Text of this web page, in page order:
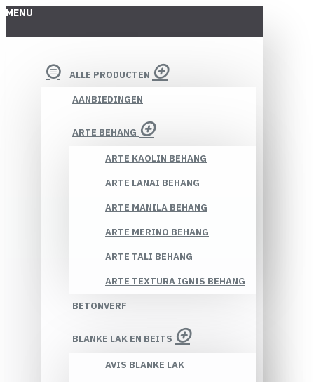
MENU
ALLE PRODUCTEN
AANBIEDINGEN
ARTE BEHANG
ARTE KAOLIN BEHANG
ARTE LANAI BEHANG
ARTE MANILA BEHANG
ARTE MERINO BEHANG
ARTE TALI BEHANG
ARTE TEXTURA IGNIS BEHANG
BETONVERF
BLANKE LAK EN BEITS
AVIS BLANKE LAK